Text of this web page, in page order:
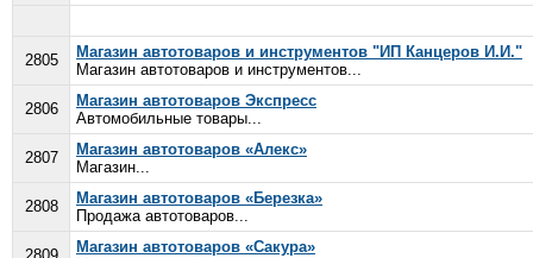
2805
Магазин автотоваров и инструментов "ИП Канцеров И.И."
Магазин автотоваров и инструментов...
2806
Магазин автотоваров Экспресс
Автомобильные товары...
2807
Магазин автотоваров «Алекс»
Магазин...
2808
Магазин автотоваров «Березка»
Продажа автотоваров...
Магазин автотоваров «Сакура»